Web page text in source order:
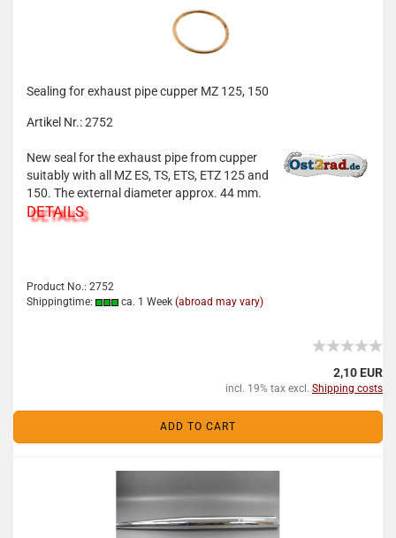
Sealing for exhaust pipe cupper MZ 125, 150
Artikel Nr.: 2752
New seal for the exhaust pipe from cupper
suitably with all MZ ES, TS, ETS, ETZ 125 and
150. The external diameter approx. 44 mm.
DETAILS
Product No.: 2752
Shippingtime:
ca. 1 Week (abroad may vary)
2,10 EUR
incl. 19% tax excl. Shipping costs
ADD TO CART